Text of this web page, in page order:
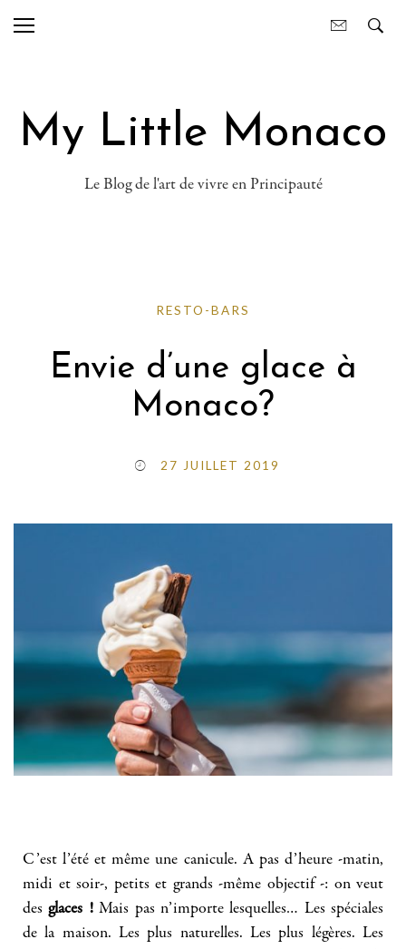
My Little Monaco
Le Blog de l'art de vivre en Principauté
RESTO-BARS
Envie d’une glace à
Monaco?
27 JUILLET 2019
C’est l’été et même une canicule. A pas d’heure -matin,
midi et soir-, petits et grands -même objectif -: on veut
desglaces !Mais pas n’importe lesquelles… Les spéciales
de la maison. Les plus naturelles. Les plus légères. Les